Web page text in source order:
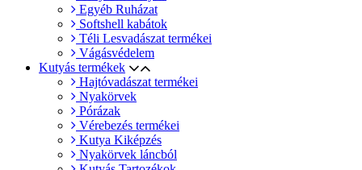
Egyéb Ruházat
Softshell kabátok
Téli Lesvadászat termékei
Vágásvédelem
Kutyás termékek
Hajtóvadászat termékei
Nyakörvek
Pórázak
Vérebezés termékei
Kutya Kiképzés
Nyakörvek láncból